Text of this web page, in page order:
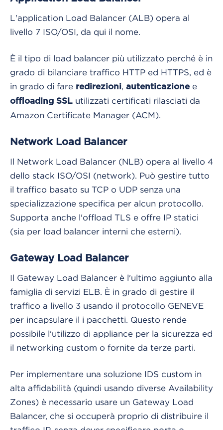
L'application Load Balancer (ALB) opera al
livello 7 ISO/OSI, da qui il nome.
È il tipo di load balancer più utilizzato perché è in
grado di bilanciare traffico HTTP ed HTTPS, ed è
in grado di fare redirezioni, autenticazionee
offloading SSL utilizzati certificati rilasciati da
Amazon Certificate Manager (ACM).
Network Load Balancer
Il Network Load Balancer (NLB) opera al livello 4
dello stack ISO/OSI (network). Può gestire tutto
il traffico basato su TCP o UDP senza una
specializzazione specifica per alcun protocollo.
Supporta anche l'offload TLS e offre IP statici
(sia per load balancer interni che esterni).
Gateway Load Balancer
Il Gateway Load Balancer è l'ultimo aggiunto alla
famiglia di servizi ELB. È in grado di gestire il
traffico a livello 3 usando il protocollo GENEVE
per incapsulare il i pacchetti. Questo rende
possibile l'utilizzo di appliance per la sicurezza ed
il networking custom o fornite da terze parti.
Per implementare una soluzione IDS custom in
alta affidabilità (quindi usando diverse Availability
Zones) è necessario usare un Gateway Load
Balancer, che si occuperà proprio di distribuire il